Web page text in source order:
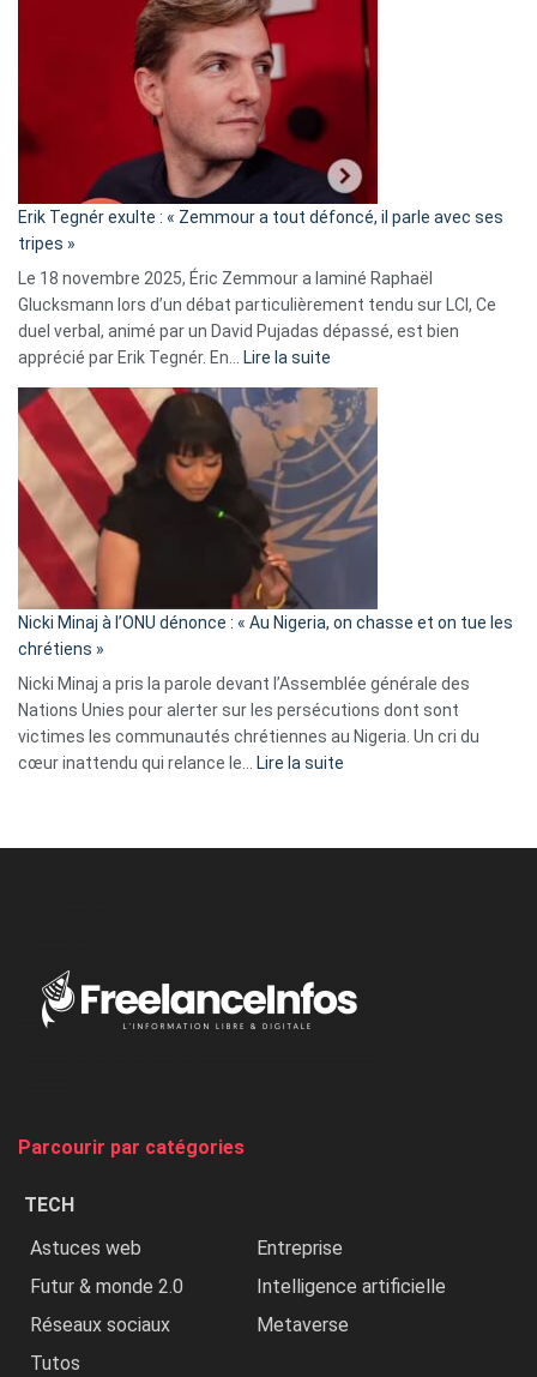
d’alliance
secrète
«
C’est
fake
news
»
Erik Tegnér exulte : « Zemmour a tout défoncé, il parle avec ses
tripes »
Le 18 novembre 2025, Éric Zemmour a laminé Raphaël
Glucksmann lors d’un débat particulièrement tendu sur LCI, Ce
duel verbal, animé par un David Pujadas dépassé, est bien
apprécié par Erik Tegnér. En… Lire la suite
Erik
Tegnér
exulte
:
« Zemmour
a
tout
parle
ses
tripes »
Nicki Minaj à l’ONU dénonce : « Au Nigeria, on chasse et on tue les
chrétiens »
Nicki Minaj a pris la parole devant l’Assemblée générale des
Nations Unies pour alerter sur les persécutions dont sont
victimes les communautés chrétiennes au Nigeria. Un cri du
cœur inattendu qui relance le… Lire la suite
Nigeria,
Parcourir par catégories
TECH
Astuces web
Entreprise
Futur & monde 2.0
Intelligence artificielle
Réseaux sociaux
Metaverse
Tutos